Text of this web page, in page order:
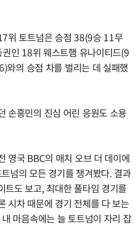
위 토트넘은 승점 38(9승 11무
인 18위 웨스트햄 유나이티드(9
와의 승점 차를 벌리는 데 실패했
손흥민의 진심 어린 응원도 소용
영국 BBC의 매치 오브 더 데이에
넘의 모든 경기를 챙겨봤다. 결과
트도 보고, 최대한 풀타임 경기를
시차 때문에 경기 전체를 다 보는
마음속에는 늘 토트넘이 자리 잡